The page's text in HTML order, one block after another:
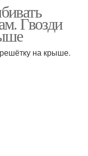
Гвозди
на крыше.